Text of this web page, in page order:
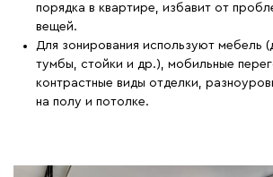
порядка в квартире, избавит от
вещей.
Для зонирования используют мебель
тумбы, стойки и др.), мобильные
контрастные виды отделки,
на полу и потолке.